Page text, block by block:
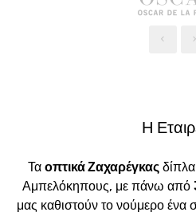
Η
Τα οπτικά Ζαχαρέγκας
Αμπελόκηπους, με πάνω από
μας καθιστούν το νούμερο ένα